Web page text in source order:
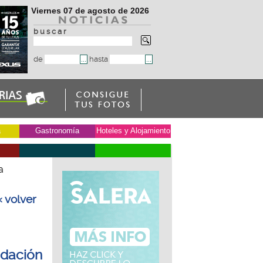
Viernes 07 de agosto de 2026
b u s c a r
de hasta
Gastronomía Hoteles y Alojamiento
volver